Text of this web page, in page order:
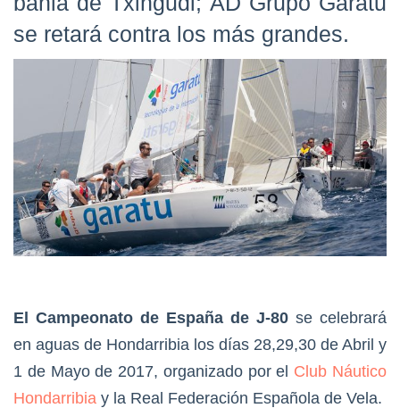
se retará contra los más grandes.
El Campeonato de España de J-80 se celebrará
en aguas de Hondarribia los días 28,29,30 de Abril y
1 de Mayo de 2017, organizado por el Club Náutico
Hondarribia y la Real Federación Española de Vela.